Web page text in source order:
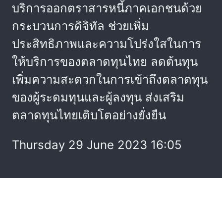
บริการออกตราสารหนี้ภาคเอกชนด้วย
กระบวนการดิจิทัล ช่วยเพิ่ม
ประสิทธิภาพและความโปร่งใสในการ
ให้บริการของตลาดทุนไทย ลดต้นทุน
เพิ่มความสะดวกในการเข้าถึงตลาดทุน
ของผู้ระดมทุนและผู้ลงทุน ส่งเสริม
ตลาดทุนไทยเติบโตอย่างยั่งยืน
Thursday 29 June 2023 16:05